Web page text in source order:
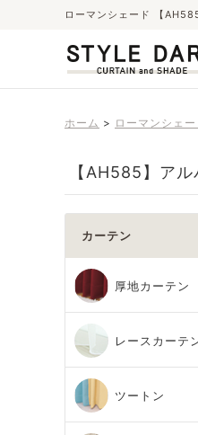
ローマンシェード 【
ホーム ローマンシェ
【AH585】ア
カーテン
厚地カーテン
レースカーテ
ツートン